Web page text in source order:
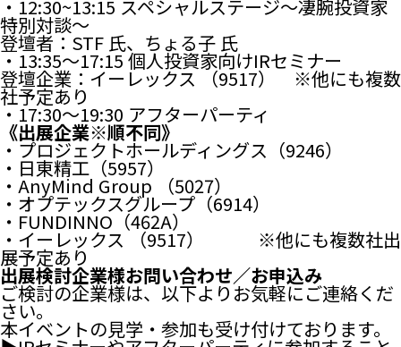
・12:30~13:15 スペシャルステージ〜凄腕投資家
特別対談〜
登壇者：STF 氏、ちょる子 氏
・13:35〜17:15 個人投資家向けIRセミナー
登壇企業：イーレックス （9517） ※他にも複数
社予定あり
・17:30〜19:30 アフターパーティ
《出展企業※順不同》
・プロジェクトホールディングス（9246）
・日東精工（5957）
・AnyMind Group （5027）
・オプテックスグループ（6914）
・FUNDINNO（462A）
・イーレックス （9517） ※他にも複数社出
展予定あり
出展検討企業様お問い合わせ／お申込み
ご検討の企業様は、以下よりお気軽にご連絡くだ
さい。
本イベントの見学・参加も受け付けております。